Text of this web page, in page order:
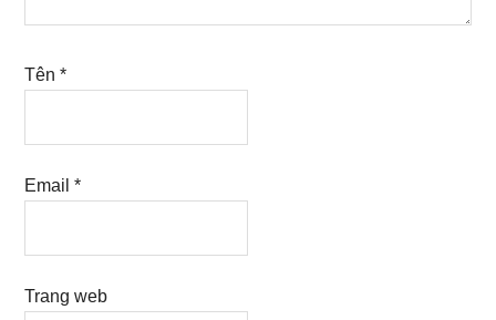
Tên*
Email*
Trang web